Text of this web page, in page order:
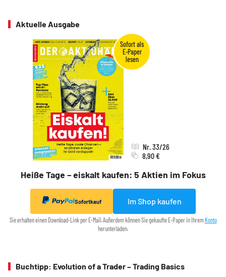
Aktuelle Ausgabe
Heiße Tage – eiskalt kaufen: 5 Aktien im Fokus
Nr. 33/26
8,90 €
Sofortkauf Im Shop kaufen
Sie erhalten einen Download-Link per E-Mail. Außerdem können Sie gekaufte E-Paper in Ihrem Konto
herunterladen.
Buchtipp: Evolution of a Trader – Trading Basics